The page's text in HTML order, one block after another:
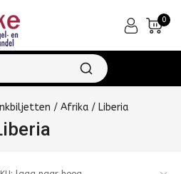
0
/ Afrika / Liberia